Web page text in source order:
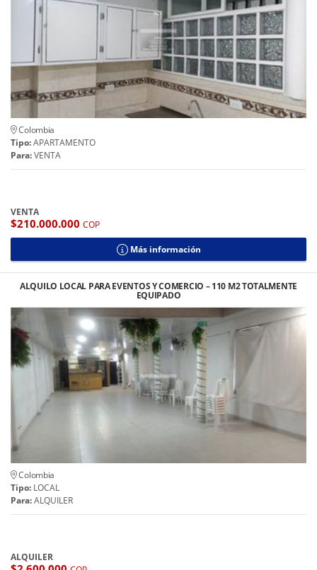
Colombia
Tipo:APARTAMENTO
Para:VENTA
VENTA
$210.000.000 COP
Más información
ALQUILO LOCAL PARA EVENTOS Y COMERCIO – 110 M2 TOTALMENTE
EQUIPADO
Colombia
Tipo: LOCAL
Para:ALQUILER
ALQUILER